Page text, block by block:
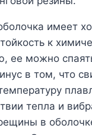
имеет
к
ее можно
в том, что
тепла и
в